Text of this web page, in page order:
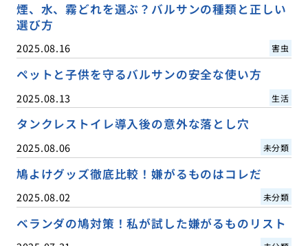
煙、水、霧どれを選ぶ？バルサンの種類と正しい
選び方
2025.08.16 害虫
ペットと子供を守るバルサンの安全な使い方
2025.08.13 生活
タンクレストイレ導入後の意外な落とし穴
2025.08.06 未分類
鳩よけグッズ徹底比較！嫌がるものはコレだ
2025.08.02 未分類
ベランダの鳩対策！私が試した嫌がるものリスト